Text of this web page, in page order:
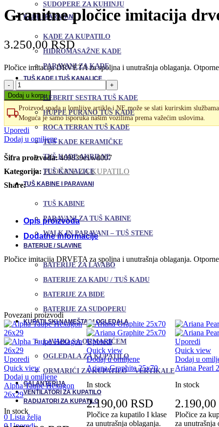
SUDOPERE ZA KUHINJU
KADE I PARAVANI
KADE ZA KUPATILO
HIDROMASAŽNE KADE
PARAVANI ZA KADE
TUŠ KADE I TUŠ KANALICE
GEBERIT SESTRA TUŠ KADE
HUPPE PURANO TUŠ KADE
ROCA TERRAN TUŠ KADE
TUŠ KADE KERAMIČKE
TUŠ KADE AKRILNE
TUŠ KANALICE
TUŠ KABINE I PARAVANI
TUŠ KABINE
PARAVANI ZA TUŠ KABINE
WALK IN PARAVANI – TUŠ STENE
BATERIJE / SLAVINE
BATERIJE ZA LAVABO
BATERIJE ZA KADU / TUŠ KADU
BATERIJE ZA BIDE
BATERIJE ZA SUDOPERU
KUPATILSKI NAMEŠTAJ I OGLEDALA
LAVABO SA ORMARIĆEM
OGLEDALA ZA KUPATILO
ORMARIĆI ZA KUPATILO – VERTIKALE
GALANTERIJA
VENTILATORI ZA KUPATILO
RADIJATORI ZA KUPATILO
0 Lista želja
Granitne pločice imitacija
3.250,00RSD
Pločice imitacija DRVETA za spoljna i unutrašnja oblaganja.
Granitne
pločice
imitacija
drveta
Mauvila
Amber
20x120
količina
Dodaj u korpu
Proizvod spada u lomljive artikle i NE može se slati kurirskim
Moguća je samo isporuka našim vozilima prema važećim uslovima.
Uporedi
Dodaj u omiljene
Šifra proizvoda:469839e1wd007
Kategorija: PLOČICE ZA KUPATILO
Share:
Opis proizvoda
Dodatne informacije
Pločice imitacija DRVETA za spoljna i unutrašnja oblaganja.
Povezani proizvodi
Uporedi
Quick view
Dodaj u omiljene
Alpha Taupe Hexagon
26x29
In stock
Uporedi
Quick view
Dodaj u omiljene
Ariana Graphite 25x70
In stock
2.190,00 RSD
Pločice za kupatilo I klase
za unutrašnja oblaganja.
Uporedi
Quick view
Dodaj u
Ariana Pearl
In stock
2.190,00
Pločice za
za unutrašnja